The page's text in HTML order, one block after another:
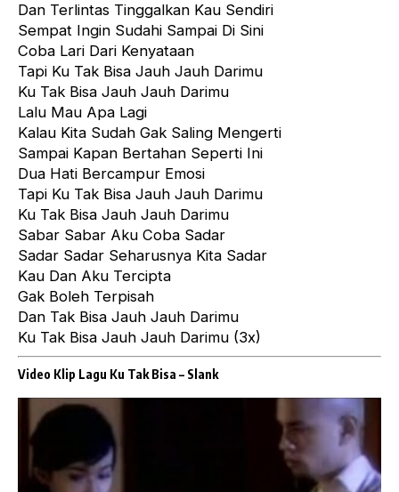
Dan Terlintas Tinggalkan Kau Sendiri
Sempat Ingin Sudahi Sampai Di Sini
Coba Lari Dari Kenyataan
Tapi Ku Tak Bisa Jauh Jauh Darimu
Ku Tak Bisa Jauh Jauh Darimu
Lalu Mau Apa Lagi
Kalau Kita Sudah Gak Saling Mengerti
Sampai Kapan Bertahan Seperti Ini
Dua Hati Bercampur Emosi
Tapi Ku Tak Bisa Jauh Jauh Darimu
Ku Tak Bisa Jauh Jauh Darimu
Sabar Sabar Aku Coba Sadar
Sadar Sadar Seharusnya Kita Sadar
Kau Dan Aku Tercipta
Gak Boleh Terpisah
Dan Tak Bisa Jauh Jauh Darimu
Ku Tak Bisa Jauh Jauh Darimu (3x)
Video Klip Lagu Ku Tak Bisa – Slank